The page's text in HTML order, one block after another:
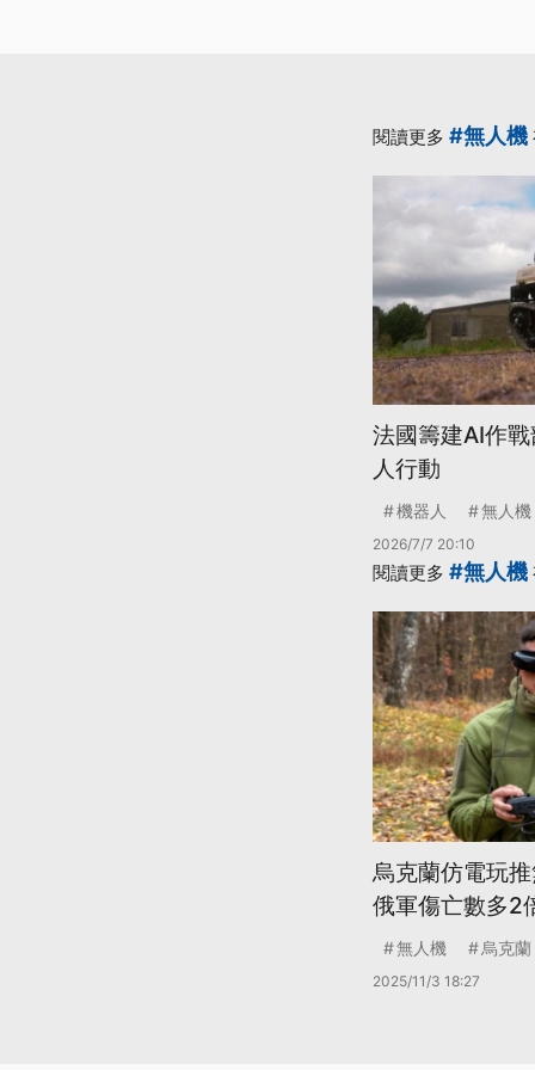
閱讀更多 #無人機
法國籌建AI作
人行動
機器人 無人機
2026/7/7 20:10
閱讀更多 #無人機
烏克蘭仿電玩
俄軍傷亡數多2
無人機 烏克蘭
2025/11/3 18:27